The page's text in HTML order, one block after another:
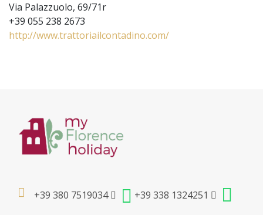
Via Palazzuolo, 69/71r
+39 055 238 2673
http://www.trattoriailcontadino.com/
+39 380 7519034 +39 338 1324251